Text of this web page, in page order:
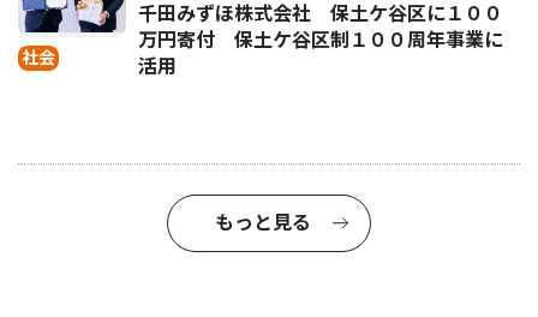
社会
千田みずほ株式会社 保土ケ谷区に１００
万円寄付 保土ケ谷区制１００周年事業に
活用
もっと見る